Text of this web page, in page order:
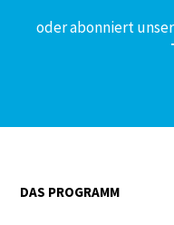
oder abonniert
DAS PROGRAMM